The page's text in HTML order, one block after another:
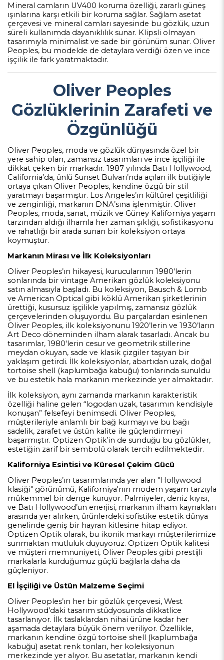
Mineral camların UV400 koruma özelliği, zararlı güneş
ışınlarına karşı etkili bir koruma sağlar. Sağlam asetat
çerçevesi ve mineral camları sayesinde bu gözlük, uzun
süreli kullanımda dayanıklılık sunar. Klipsli olmayan
tasarımıyla minimalist ve sade bir görünüm sunar. Oliver
Peoples, bu modelde de detaylara verdiği özen ve ince
işçilik ile fark yaratmaktadır.
Oliver Peoples
Gözlüklerinin Zarafeti ve
Özgünlüğü
Oliver Peoples, moda ve gözlük dünyasında özel bir
yere sahip olan, zamansız tasarımları ve ince işçiliği ile
dikkat çeken bir markadır. 1987 yılında Batı Hollywood,
California’da, ünlü Sunset Bulvarı’nda açılan ilk butiğiyle
ortaya çıkan Oliver Peoples, kendine özgü bir stil
yaratmayı başarmıştır. Los Angeles’ın kültürel çeşitliliği
ve zenginliği, markanın DNA’sına işlenmiştir. Oliver
Peoples, moda, sanat, müzik ve Güney Kaliforniya yaşam
tarzından aldığı ilhamla her zaman şıklığı, sofistikasyonu
ve rahatlığı bir arada sunan bir koleksiyon ortaya
koymuştur.
Markanın Mirası ve İlk Koleksiyonları
Oliver Peoples’ın hikayesi, kurucularının 1980'lerin
sonlarında bir vintage Amerikan gözlük koleksiyonu
satın almasıyla başladı. Bu koleksiyon, Bausch & Lomb
ve American Optical gibi köklü Amerikan şirketlerinin
ürettiği, kusursuz işçilikle yapılmış, zamansız gözlük
çerçevelerinden oluşuyordu. Bu parçalardan esinlenen
Oliver Peoples, ilk koleksiyonunu 1920’lerin ve 1930’ların
Art Deco döneminden ilham alarak tasarladı. Ancak bu
tasarımlar, 1980'lerin cesur ve geometrik stillerine
meydan okuyan, sade ve klasik çizgiler taşıyan bir
yaklaşım getirdi. İlk koleksiyonlar, abartıdan uzak, doğal
tortoise shell (kaplumbağa kabuğu) tonlarında sunuldu
ve bu estetik hala markanın merkezinde yer almaktadır.
İlk koleksiyon, aynı zamanda markanın karakteristik
özelliği haline gelen “logodan uzak, tasarımın kendisiyle
konuşan” felsefeyi benimsedi. Oliver Peoples,
müşterileriyle anlamlı bir bağ kurmayı ve bu bağı
sadelik, zarafet ve üstün kalite ile güçlendirmeyi
başarmıştır. Optizen Optik’in de sunduğu bu gözlükler,
estetiğin zarif bir sembolü olarak tercih edilmektedir.
Kaliforniya Esintisi ve Küresel Çekim Gücü
Oliver Peoples’ın tasarımlarında yer alan "Hollywood
klasiği" görünümü, Kaliforniya'nın modern yaşam tarzıyla
mükemmel bir denge kuruyor. Palmiyeler, deniz kıyısı,
ve Batı Hollywood’un enerjisi, markanın ilham kaynakları
arasında yer alırken, ürünlerdeki sofistike estetik dünya
genelinde geniş bir hayran kitlesine hitap ediyor.
Optizen Optik olarak, bu ikonik markayı müşterilerimize
sunmaktan mutluluk duyuyoruz. Optizen Optik kalitesi
ve müşteri memnuniyeti, Oliver Peoples gibi prestijli
markalarla kurduğumuz güçlü bağlarla daha da
güçleniyor.
El İşçiliği ve Üstün Malzeme Seçimi
Oliver Peoples’ın her bir gözlük çerçevesi, West
Hollywood’daki tasarım stüdyosunda dikkatlice
tasarlanıyor. İlk taslaklardan nihai ürüne kadar her
aşamada detaylara büyük önem veriliyor. Özellikle,
markanın kendine özgü tortoise shell (kaplumbağa
kabuğu) asetat renk tonları, her koleksiyonun
merkezinde yer alıyor. Bu asetatlar, markanın kendi